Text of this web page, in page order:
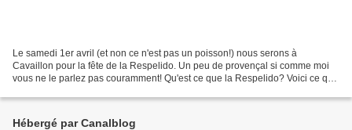
Le samedi 1er avril (et non ce n'est pas un poisson!) nous serons à
Cavaillon pour la fête de la Respelido. Un peu de provençal si comme moi
vous ne le parlez pas couramment! Qu'est ce que la Respelido? Voici ce que
Hébergé par Canalblog